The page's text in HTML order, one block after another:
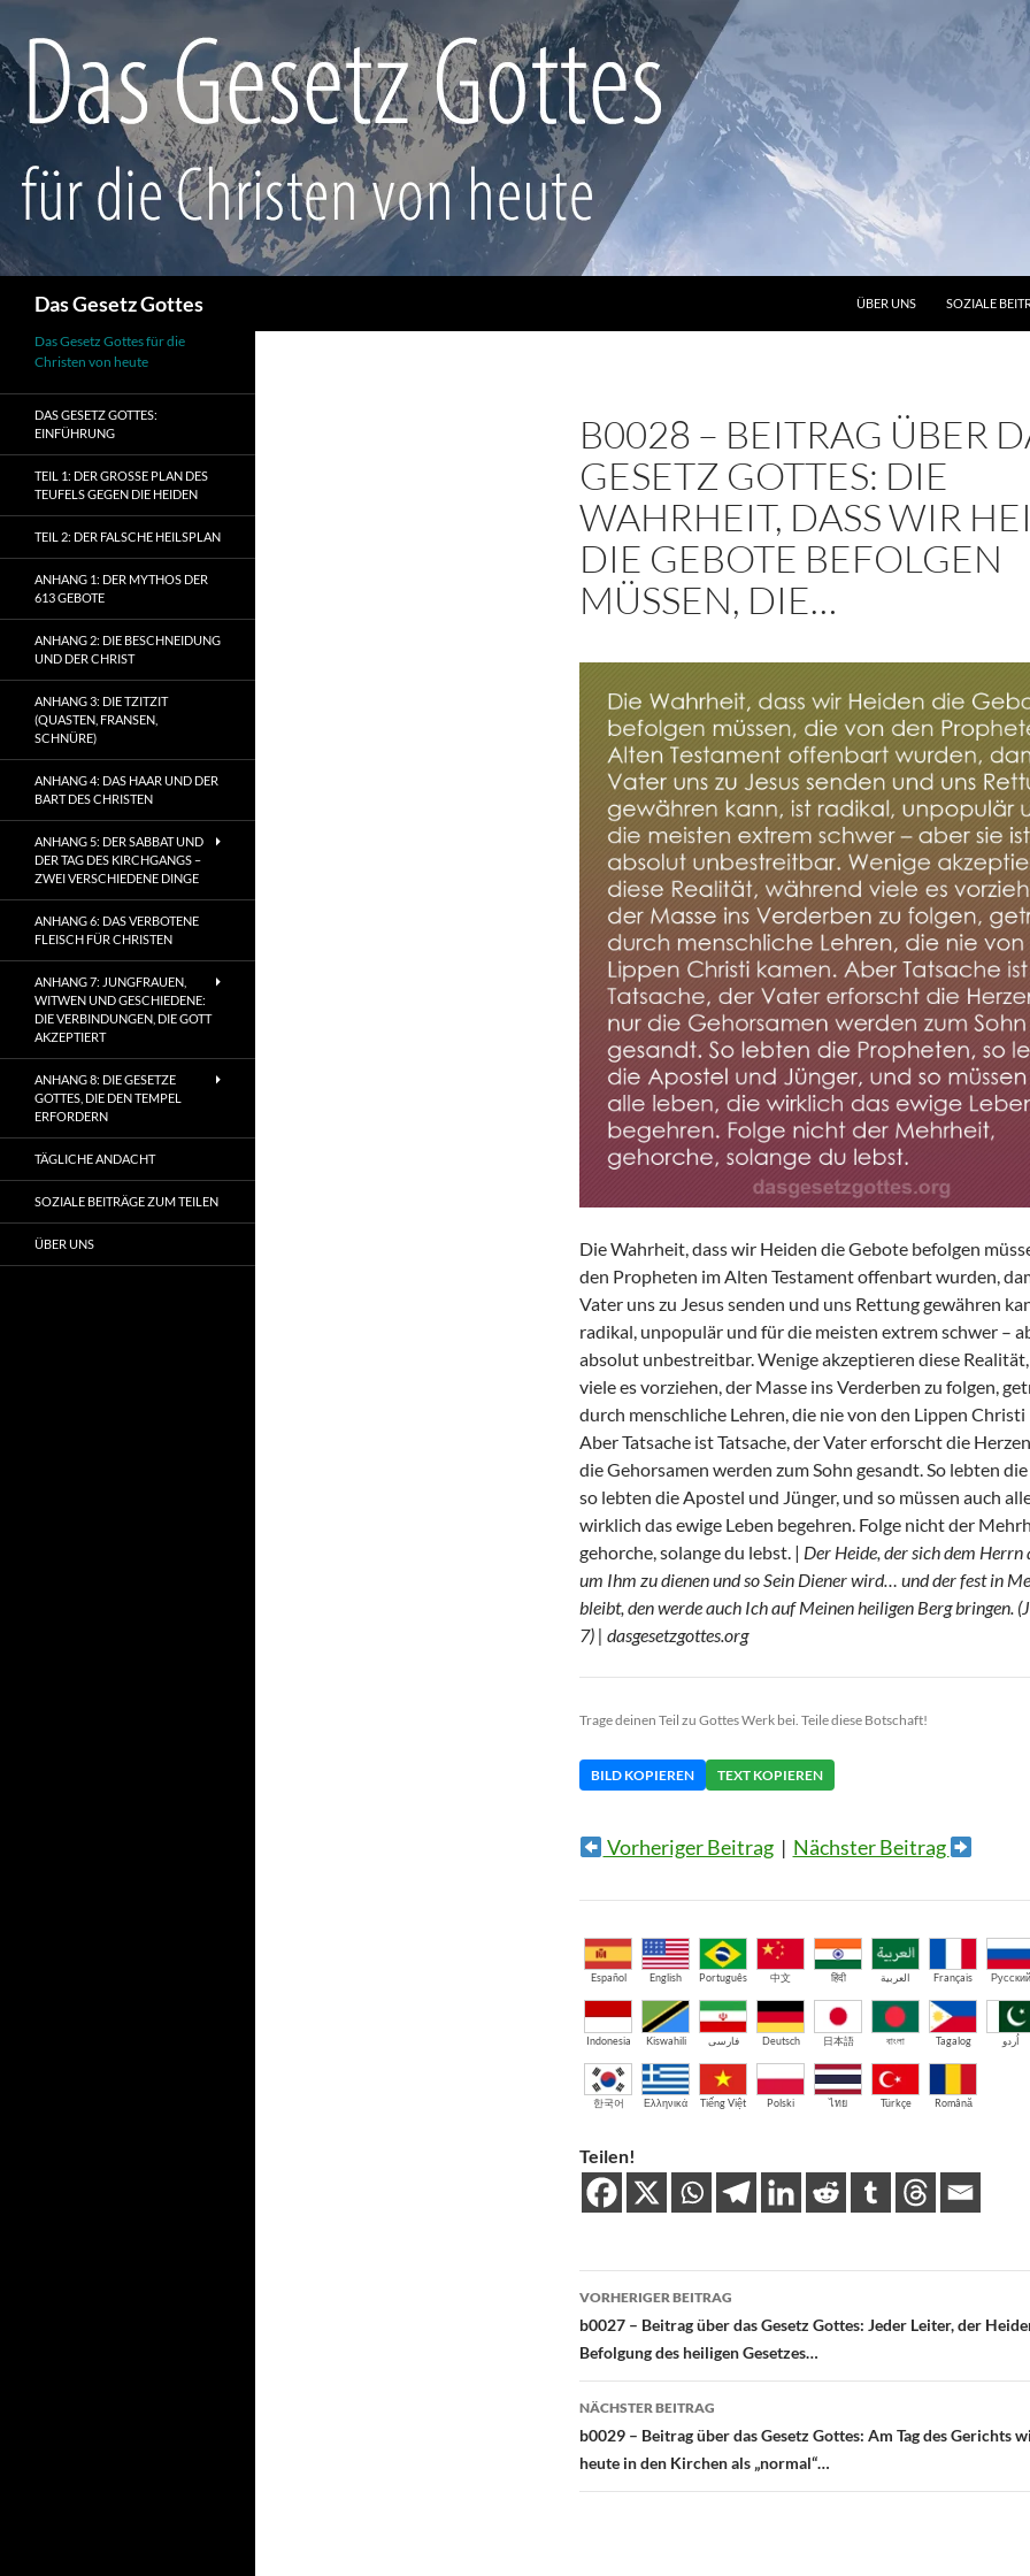
Das Gesetz Gottes
ÜBER UNS
SOZIALE
B0028 – BEITRAG ÜBER
GESETZ GOTTES: DIE
WAHRHEIT, DASS WIR
DIE GEBOTE BEFOLGEN
MÜSSEN, DIE…
Die Wahrheit, dass wir Heiden die Gebote befolgen
den Propheten im Alten Testament offenbart wurden,
Vater uns zu Jesus senden und uns Rettung gewähren
radikal, unpopulär und für die meisten extrem schwer –
absolut unbestreitbar. Wenige akzeptieren diese
viele es vorziehen, der Masse ins Verderben zu folgen,
durch menschliche Lehren, die nie von den Lippen Christi
Aber Tatsache ist Tatsache, der Vater erforscht die
die Gehorsamen werden zum Sohn gesandt. So lebten
so lebten die Apostel und Jünger, und so müssen auch
wirklich das ewige Leben begehren. Folge nicht der
gehorche, solange du lebst. | Der Heide, der sich dem Herrn
um Ihm zu dienen und so Sein Diener wird… und der fest in
bleibt, den werde auch Ich auf Meinen heiligen Berg bringen.
7) | dasgesetzgottes.org
Trage deinen Teil zu Gottes Werk bei. Teile diese Botschaft!
BILD KOPIEREN TEXT KOPIEREN
Vorheriger Beitrag| Nächster Beitrag
Español English Português 中文 हिंदी العربية Français Русский
Indonesia Kiswahili فارسی Deutsch 日本語 বাংলা Tagalog اُردو
한국어 Ελληνικά Tiếng Việt Polski ไทย Türkçe Română
Teilen!
Beitragsnavigation
VORHERIGER BEITRAG
b0027 – Beitrag über das Gesetz Gottes: Jeder Leiter, der
Befolgung des heiligen Gesetzes…
NÄCHSTER BEITRAG
b0029 – Beitrag über das Gesetz Gottes: Am Tag des Gerichts
heute in den Kirchen als „normal“…
Das Gesetz Gottes für die
Christen von heute
DAS GESETZ GOTTES:
EINFÜHRUNG
TEIL 1: DER GROSSE PLAN DES T
EUFELS GEGEN DIE HEIDEN
TEIL 2: DER FALSCHE HEILSPLAN
ANHANG 1: DER MYTHOS DER
613 GEBOTE
ANHANG 2: DIE BESCHNEIDUNG
UND DER CHRIST
ANHANG 3: DIE TZITZIT
(QUASTEN, FRANSEN,
SCHNÜRE)
ANHANG 4: DAS HAAR UND DER
BART DES CHRISTEN
ANHANG 5: DER SABBAT UND
DER TAG DES KIRCHGANGS –
ZWEI VERSCHIEDENE DINGE
ANHANG 6: DAS VERBOTENE
FLEISCH FÜR CHRISTEN
ANHANG 7: JUNGFRAUEN,
WITWEN UND GESCHIEDENE:
DIE VERBINDUNGEN, DIE GOTT
AKZEPTIERT
ANHANG 8: DIE GESETZE
GOTTES, DIE DEN TEMPEL
ERFORDERN
TÄGLICHE ANDACHT
SOZIALE BEITRÄGE ZUM TEILEN
ÜBER UNS